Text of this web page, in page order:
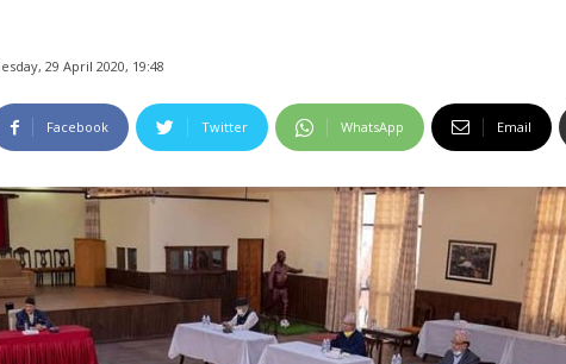
29 April 2020, 19:48
Facebook Twitter WhatsApp Email